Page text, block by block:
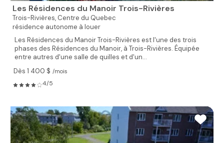
Les Résidences du Manoir Trois-Rivières
Trois-Rivières, Centre du Quebec
résidence autonome à louer
Les Résidences du Manoir Trois-Rivières est l'une des trois
phases des Résidences du Manoir, à Trois-Rivières. Équipée
entre autres d'une salle de quilles et d'un...
Dès 1 400 $ /mois
4/5